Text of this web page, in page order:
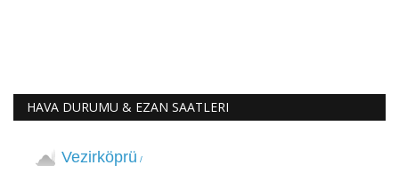
HAVA DURUMU & EZAN SAATLERI